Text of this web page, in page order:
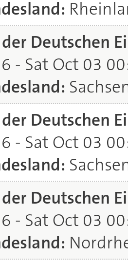
der Deutschen
- Sat Oct 03
der Deutschen
- Sat Oct 03
der Deutschen
- Sat Oct 03